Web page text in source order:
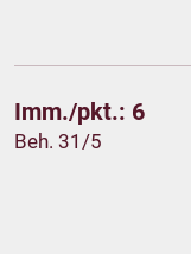
Imm./pkt.: 6
Beh. 31/5